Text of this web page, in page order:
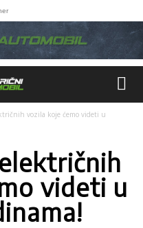
vozila koje ćemo videti u
videti u